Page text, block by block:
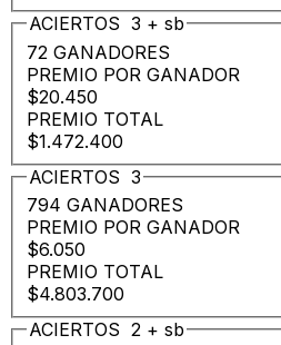
ACIERTOS 3 + sb
72 GANADORES
PREMIO POR GANADOR
$20.450
PREMIO TOTAL
$1.472.400
ACIERTOS 3
794 GANADORES
PREMIO POR GANADOR
$6.050
PREMIO TOTAL
$4.803.700
ACIERTOS 2 + sb